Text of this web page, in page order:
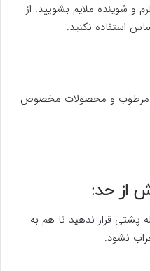
و شوینده ملایم بشویید. از
استفاده نکنید.
مرطوب و محصولات مخصوص
از حد:
کوله پشتی قرار ندهید تا هم به
نشود.